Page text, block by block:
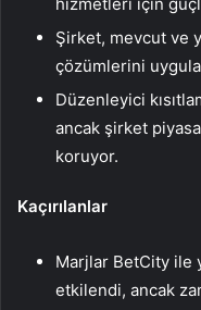
Şirket, mevcut ve
çözümlerini
Düzenleyici
ancak şirket
koruyor.
Kaçırılanlar
Marjlar BetCity ile
etkilendi, ancak